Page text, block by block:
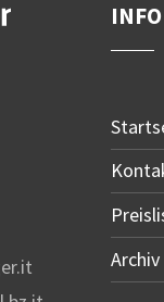
INFO
Archiv